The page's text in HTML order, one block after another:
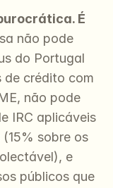
É
não pode
do Portugal
de crédito com
não pode
IRC aplicáveis
sobre os
e
públicos que